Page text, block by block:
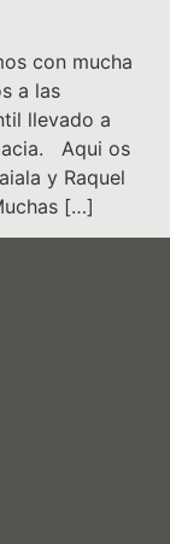
con mucha
a las
llevado a
Aqui os
y Raquel
[…]